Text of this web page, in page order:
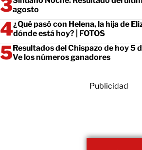
agosto
¿Qué pasó con Helena, la hija de
dónde está hoy? | FOTOS
Resultados del Chispazo de hoy 5
Ve los números ganadores
Publicidad